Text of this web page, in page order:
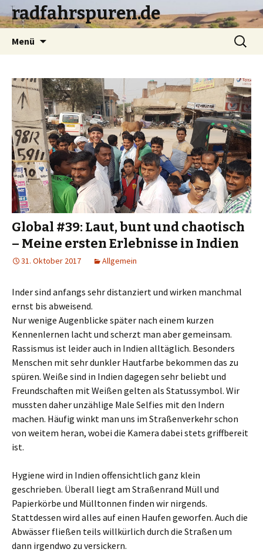
radfahrspuren.de
Menü
Suchen
nach:
Global #39: Laut, bunt und chaotisch
– Meine ersten Erlebnisse in Indien
31. Oktober 2017 Allgemein
Inder sind anfangs sehr distanziert und wirken manchmal
ernst bis abweisend.
Nur wenige Augenblicke später nach einem kurzen
Kennenlernen lacht und scherzt man aber gemeinsam.
Rassismus ist leider auch in Indien alltäglich. Besonders
Menschen mit sehr dunkler Hautfarbe bekommen das zu
spüren. Weiße sind in Indien dagegen sehr beliebt und
Freundschaften mit Weißen gelten als Statussymbol. Wir
mussten daher unzählige Male Selfies mit den Indern
machen. Häufig winkt man uns im Straßenverkehr schon
von weitem heran, wobei die Kamera dabei stets griffbereit
ist.
Hygiene wird in Indien offensichtlich ganz klein
geschrieben. Überall liegt am Straßenrand Müll und
Papierkörbe und Mülltonnen finden wir nirgends.
Stattdessen wird alles auf einen Haufen geworfen. Auch die
Abwässer fließen teils willkürlich durch die Straßen um
dann irgendwo zu versickern.